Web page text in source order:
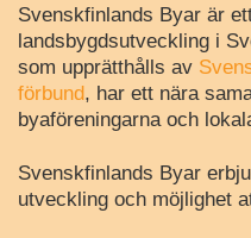
Svenskfinlands Byar är
landsbygdsutveckling i
som upprätthålls av
förbund, har ett nära
byaföreningarna och
Svenskfinlands Byar
utveckling och möjlighet